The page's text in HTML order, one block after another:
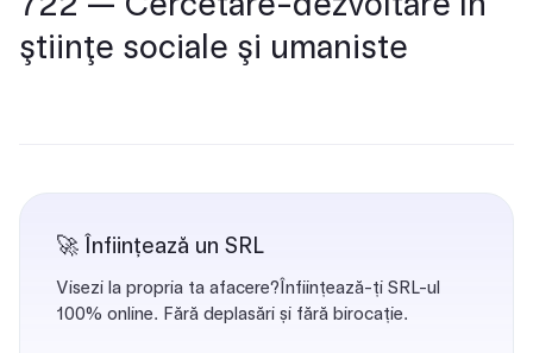
ştiinţe sociale şi umaniste
🚀 Înființează un SRL
Visezi la propria ta afacere?Înființează-ți SRL-ul
100% online. Fără deplasări și fără birocație.